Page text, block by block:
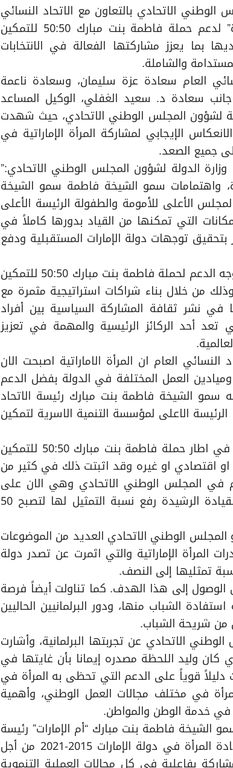
المجلس الوطني الاتحادي بالتعاون مع الاتحاد النسائي
العام جلسة حوارية بعنوان ” التمكين السياسي للمرأة” لدعم حملة فاطمة بنت مبارك 50:50 للتمكين
بما يعزز مشاركتها الفعالة في الانتخابات
والشاملة.
العام سعادة عزة سليمان، وسعادة ناعمة
سعادة د. سعيد الغفلي، الوكيل المساعد
لشؤون المجلس الوطني الاتحادي، حيث شهدت
الإيجابي لمشاركة المرأة الإماراتية في
جميع الصعد.
الدولة لشؤون المجلس الوطني الاتحادي:”
واهتمامات سمو الشيخة فاطمة سمو الشيخة
الأعلى للأمومة والطفولة الرئيسة الأعلى
التي تمكنها من القياد بدورها كاملاً في
بتحقيق توجهات دولة الإمارات المستقبلية ودفع
وأضاف سعادته:” نحرص في الوزارة على تقديم كافة أوجه الدعم لحملة فاطمة بنت مبارك 50:50 للتمكين
من خلال بناء شراكات استراتيجية مثمرة مع
في نشر ثقافة المشاركة السياسية بين أفراد
تعد أحد الركائز الرئيسية والمهمة في تعزيز
العام ان المرأة الاماراتية اصبحت الان
العمل المختلفة في الدولة بفضل الدعم
سمو الشيخة فاطمة بنت مبارك رئيسة الاتحاد
الاعلى لمؤسسة التنمية الاسرية لتمكين
وقالت في تصريح لها بمناسبة انعقاد الجلسة الحوارية في اطار حملة فاطمة بنت مبارك 50:50 للتمكين
اقتصادي او غيره وقد اثبتت ذلك في كثير من
في المجلس الوطني الاتحادي وهي الان على
استعداد للقيام بواجبها في المجلس بعد ان اعلنت القيادة الرشيدة رفع نسبة التمثيل لها لتصبح 50
الوطني الاتحادي العديد من الموضوعات
المرأة الإماراتية والتي اثمرت عن تصدر دولة
تمثليها إلى النصف.
الوصول إلى هذا الهدف. كما تناولت أيضاً فرصة
الشباب منها، ودور البرلمانيين الحاليين
من شريحة الشباب.
الاتحادي عن تجربتها البرلمانية، وأشارت
كان وليد اللحظة مصدره إيمانا بأن غايتها في
قوياً على الدعم التي تحظى به المرأة في
في مختلف مجالات العمل الوطني، وأهمية
في خدمة الوطن والمواطن.
الشيخة فاطمة بنت مبارك “أم الإمارات” رئيسة
الاتحاد النسائي العام الاستراتيجية الوطنية لتمكين وريادة المرأة في دولة الإمارات 2015-2021 من أجل
بفاعلية في كل مجالات العملية التنموية